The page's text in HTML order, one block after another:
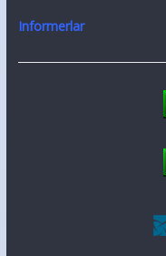
Informerlar